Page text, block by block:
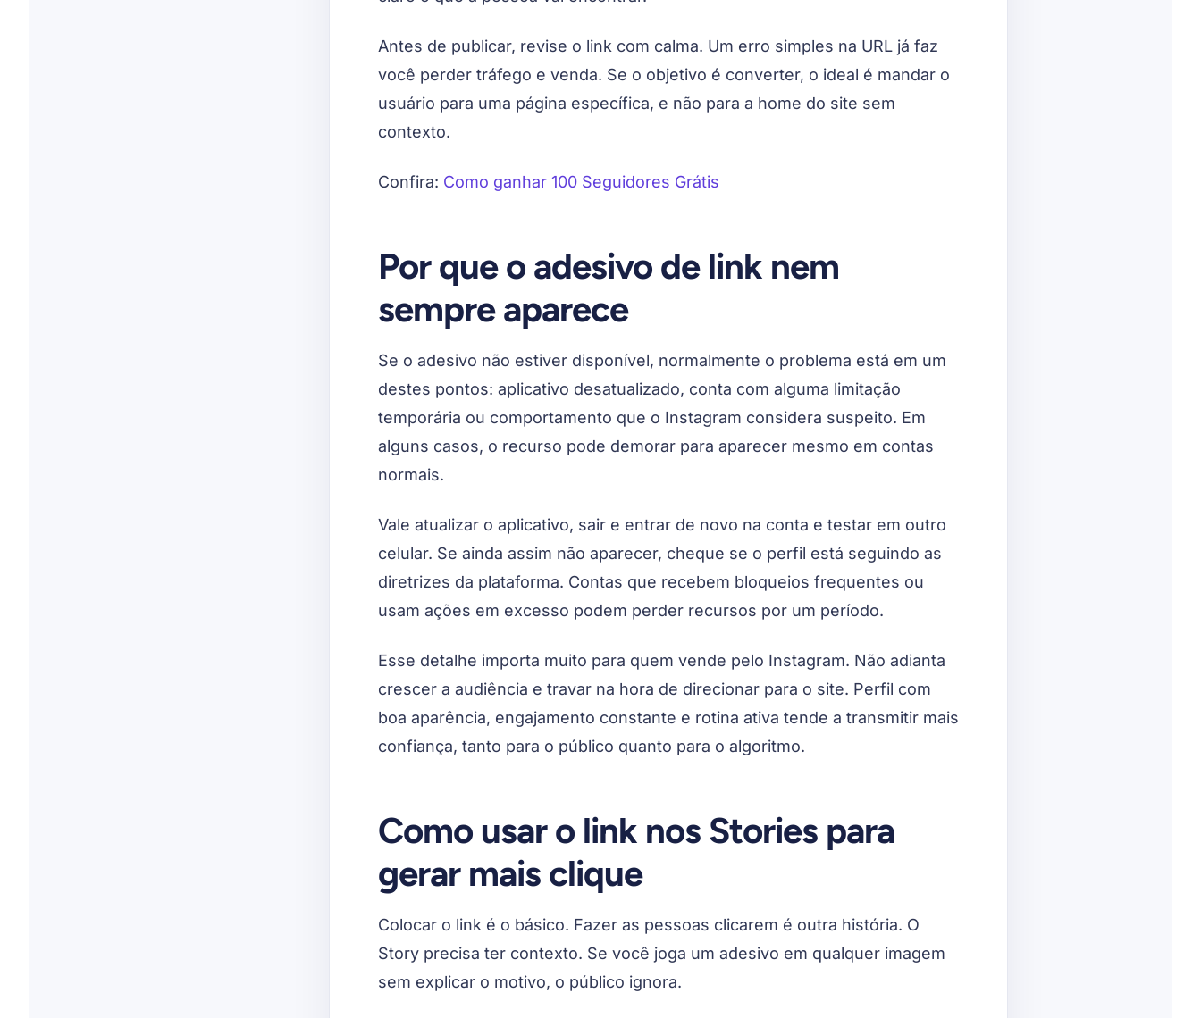
Antes de publicar, revise o link com calma. Um erro simples na URL já faz
você perder tráfego e venda. Se o objetivo é converter, o ideal é mandar o
usuário para uma página específica, e não para a home do site sem
contexto.
Confira: Como ganhar 100 Seguidores Grátis
Por que o adesivo de link nem
sempre aparece
Se o adesivo não estiver disponível, normalmente o problema está em um
destes pontos: aplicativo desatualizado, conta com alguma limitação
temporária ou comportamento que o Instagram considera suspeito. Em
alguns casos, o recurso pode demorar para aparecer mesmo em contas
normais.
Vale atualizar o aplicativo, sair e entrar de novo na conta e testar em outro
celular. Se ainda assim não aparecer, cheque se o perfil está seguindo as
diretrizes da plataforma. Contas que recebem bloqueios frequentes ou
usam ações em excesso podem perder recursos por um período.
Esse detalhe importa muito para quem vende pelo Instagram. Não adianta
crescer a audiência e travar na hora de direcionar para o site. Perfil com
boa aparência, engajamento constante e rotina ativa tende a transmitir mais
confiança, tanto para o público quanto para o algoritmo.
Como usar o link nos Stories para
gerar mais clique
Colocar o link é o básico. Fazer as pessoas clicarem é outra história. O
Story precisa ter contexto. Se você joga um adesivo em qualquer imagem
sem explicar o motivo, o público ignora.